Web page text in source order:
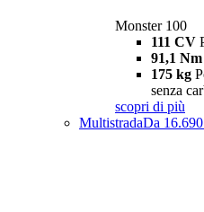
Monster 100
111 CV
91,1 Nm
175 kg
senza
scopri di più
MultistradaDa